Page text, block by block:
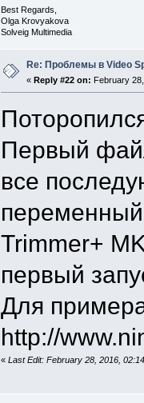
Best Regards,
Olga Krovyakova
Solveig Multimedia
Re: Проблемы в Video
« Reply #22 on: February
Первый
все
Trimmer+
первый
Для
http://
« Last Edit: February 28, 2016,